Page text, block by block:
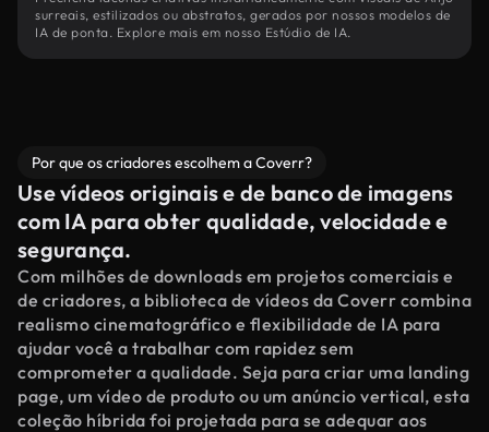
surreais, estilizados ou abstratos, gerados por nossos modelos de
IA de ponta. Explore mais em nosso Estúdio de IA.
Por que os criadores escolhem a Coverr?
Use vídeos originais e de banco de imagens
com IA para obter qualidade, velocidade e
segurança.
Com milhões de downloads em projetos comerciais e
de criadores, a biblioteca de vídeos da Coverr combina
realismo cinematográfico e flexibilidade de IA para
ajudar você a trabalhar com rapidez sem
comprometer a qualidade. Seja para criar uma landing
page, um vídeo de produto ou um anúncio vertical, esta
coleção híbrida foi projetada para se adequar aos